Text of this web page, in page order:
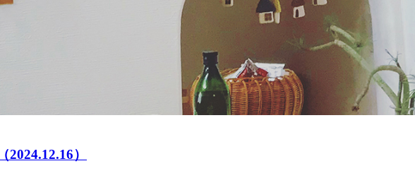
（2024.12.16）